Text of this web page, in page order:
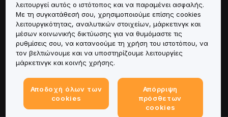
Υπηρεσίες
Υποστήριξη
Προϊόντα
Νομικά
λειτουργεί αυτός ο ιστότοπος και να παραμένει ασφαλής.
Με τη συγκατάθεσή σου, χρησιμοποιούμε επίσης cookies
λειτουργικότητας, αναλυτικών στοιχείων, μάρκετινγκ και
μέσων κοινωνικής δικτύωσης για να θυμόμαστε τις
ρυθμίσεις σου, να κατανοούμε τη χρήση του ιστοτόπου, να
τον βελτιώνουμε και να υποστηρίζουμε λειτουργίες
μάρκετινγκ και κοινής χρήσης.
Αποδοχή όλων των
cookies
Απόρριψη
πρόσθετων
cookies